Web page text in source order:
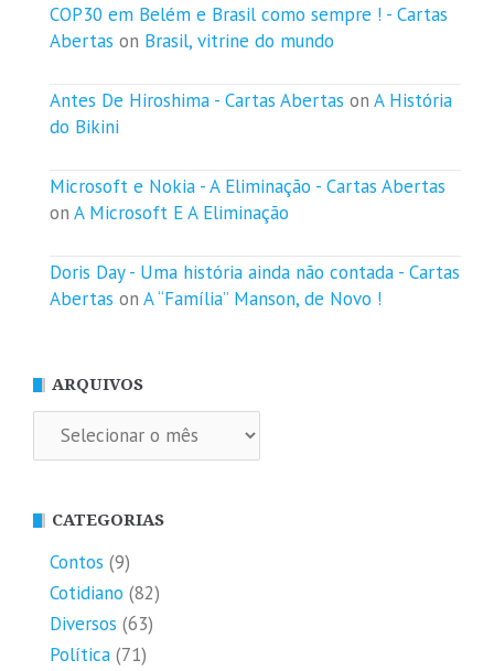
COP30 em Belém e Brasil como sempre ! - Cartas
Abertas on Brasil, vitrine do mundo
Antes De Hiroshima - Cartas Abertas on A História
do Bikini
Microsoft e Nokia - A Eliminação - Cartas Abertas
on A Microsoft E A Eliminação
Doris Day - Uma história ainda não contada - Cartas
Abertas on A “Família” Manson, de Novo !
ARQUIVOS
Arquivos
CATEGORIAS
Contos (9)
Cotidiano (82)
Diversos (63)
Política (71)